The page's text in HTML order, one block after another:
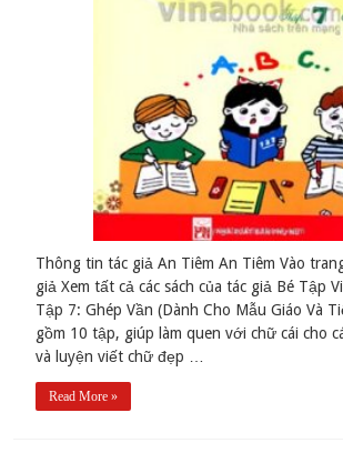
Thông tin tác giả An Tiêm An Tiêm Vào
giả Xem tất cả các sách của tác giả Bé Tập
Tập 7: Ghép Vần (Dành Cho Mẫu Giáo Và
gồm 10 tập, giúp làm quen với chữ cái cho
và luyện viết chữ đẹp …
Read More »